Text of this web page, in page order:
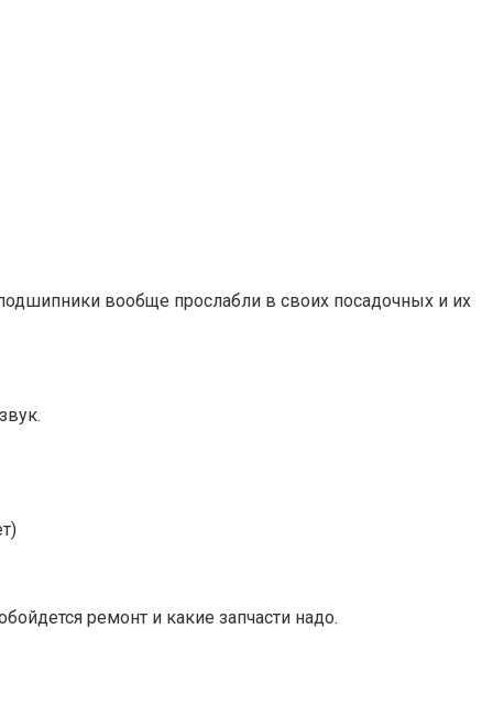
вообще прослабли в своих посадочных и их
ремонт и какие запчасти надо.